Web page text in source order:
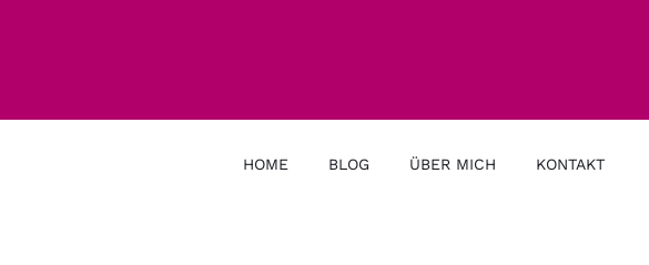
HOME BLOG ÜBER MICH KONTAKT